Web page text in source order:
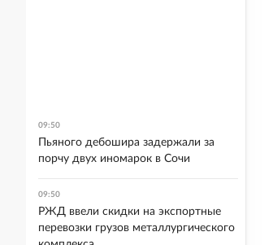
09:50
Пьяного дебошира задержали за
порчу двух иномарок в Сочи
09:50
РЖД ввели скидки на экспортные
перевозки грузов металлургического